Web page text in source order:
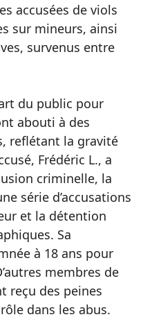
accusées de viols
sur mineurs, ainsi
survenus entre
du public pour
abouti à des
reflétant la gravité
Frédéric L., a
criminelle, la
série d’accusations
et la détention
Sa
à 18 ans pour
membres de
reçu des peines
dans les abus.